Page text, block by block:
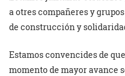
a otres compañeres y
de construcción y
Estamos convencides de
momento de mayor avance